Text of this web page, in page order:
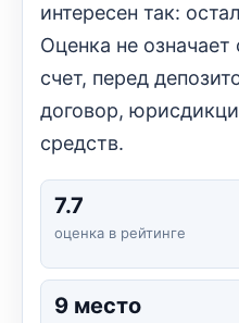
интересен так:
Оценка не означает
счет, перед
договор,
средств.
7.7
оценка в рейтинге
9 место